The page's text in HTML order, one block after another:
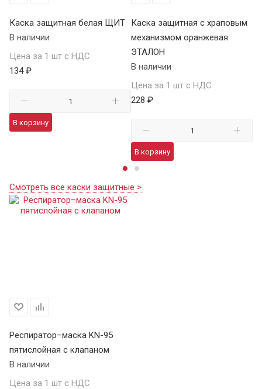
Каска защитная белая ЩИТ
В наличии
Цена за 1 шт с НДС
134 ₽
В корзину
Каска защитная с храповым
механизмом оранжевая
ЭТАЛОН
В наличии
Цена за 1 шт с НДС
228 ₽
В корзину
Смотреть все каски защитные >
Респиратор–маска KN-95
пятислойная с клапаном
В наличии
Цена за 1 шт с НДС